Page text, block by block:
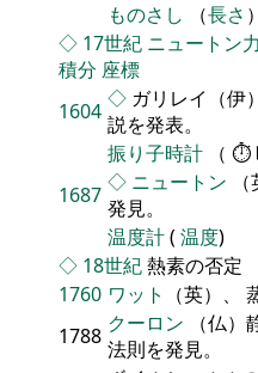
ものさし （長さ ）
◇ 17世紀 ニュートン
積分 座標
1604 ◇ ガリレイ（伊
説を発表。
振り子時計 （ ⏱
1687 ◇ ニュートン
発見。
温度計( 温度)
◇ 18世紀熱素の否定
1760 ワット
（英）、
1788 クーロン （仏
法則を発見。